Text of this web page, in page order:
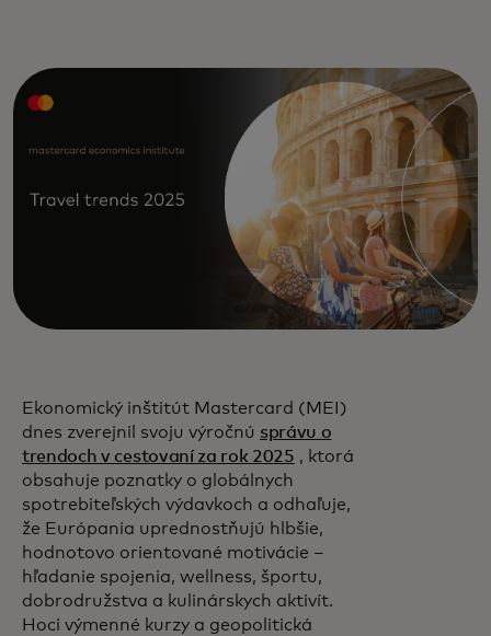
Ekonomický inštitút Mastercard (MEI)
dnes zverejnil svoju výročnú správu o
trendoch v cestovaní za rok 2025 , ktorá
obsahuje poznatky o globálnych
spotrebiteľských výdavkoch a odhaľuje,
že Európania uprednostňujú hlbšie,
hodnotovo orientované motivácie –
hľadanie spojenia, wellness, športu,
dobrodružstva a kulinárskych aktivít.
Hoci výmenné kurzy a geopolitická